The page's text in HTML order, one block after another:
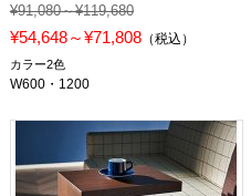
¥91,080～¥119,680
¥54,648～¥71,808（税込）
カラー2色
W600・1200